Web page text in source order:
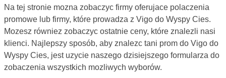
Na tej stronie mozna zobaczyc firmy oferujace polaczenia
promowe lub firmy, które prowadza z Vigo do Wyspy Cies.
Mozesz równiez zobaczyc ostatnie ceny, które znalezli nasi
klienci. Najlepszy sposób, aby znalezc tani prom do Vigo do
Wyspy Cies, jest uzycie naszego dzisiejszego formularza do
zobaczenia wszystkich mozliwych wyborów.